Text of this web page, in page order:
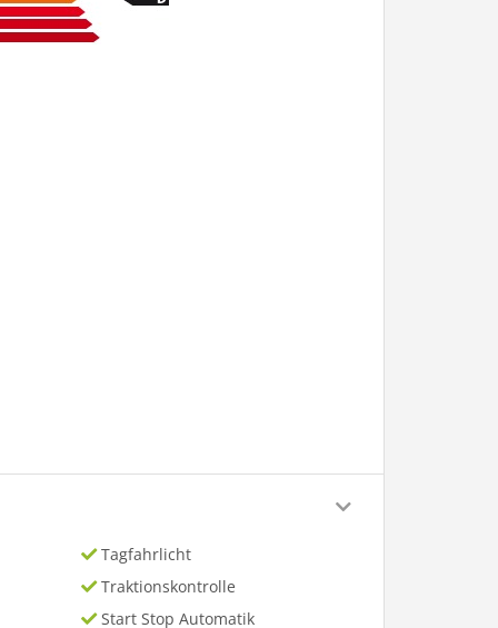
Tagfahrlicht
Traktionskontrolle
Start Stop Automatik